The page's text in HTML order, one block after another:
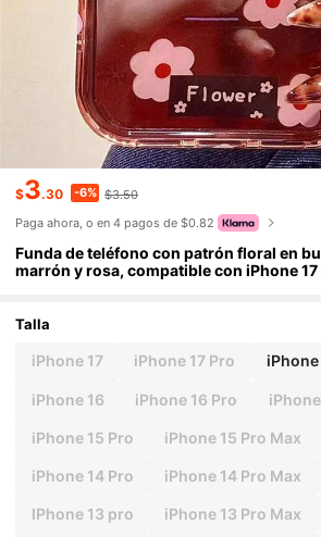
$3.30 -6% $3.50
Paga ahora, o en 4 pagos de $0.82
Funda de teléfono con patrón floral en
marrón y rosa, compatible con iPhone 17
ge para otoño/invierno
Talla
iPhone 17 iPhone 17 Pro iPhone
iPhone 16 iPhone 16 Pro
iPhone 15 Pro iPhone 15 Pro Max
iPhone 14 Pro iPhone 14 Pro Max
IPhone 13 pro iPhone 13 Pro Max